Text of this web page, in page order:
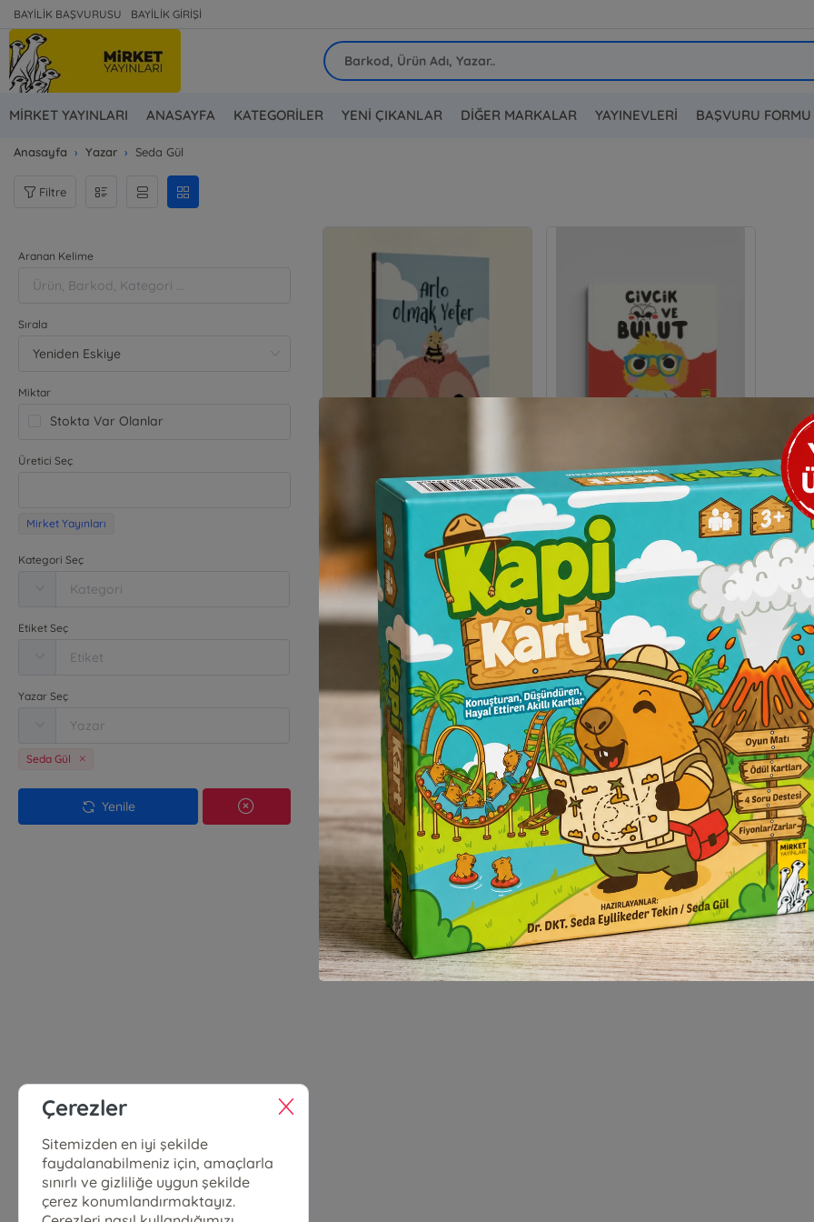
BAYİLİK BAŞVURUSU BAYİLİK GİRİŞİ
MİRKET YAYINLARI ANASAYFA KATEGORİLER YENİ ÇIKANLAR DİĞER MARKALAR YAYINEVLERİ BAŞVURU FORMU
Anasayfa Yazar Seda Gül
Filtre
Aranan Kelime
Sırala
Miktar
Stokta Var Olanlar
Üretici Seç
Mirket Yayınları
Kategori Seç
Etiket Seç
Yazar Seç
Seda Gül
Yenile
Arlo Olmak Yeter
Seda Gül
Mirket Yayınları
₺ 270,00
Sepete Ekle
Civcik ve Bulut
Mirket Yayınları
Sepete Ekle
Çerezler
Sitemizden en iyi şekilde
faydalanabilmeniz için, amaçlarla
sınırlı ve gizliliğe uygun şekilde
çerez konumlandırmaktayız.